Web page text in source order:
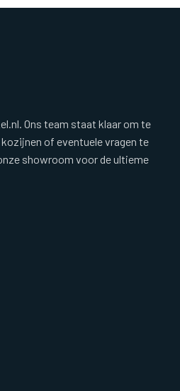
Ons team staat klaar om te
of eventuele vragen te
showroom voor de ultieme